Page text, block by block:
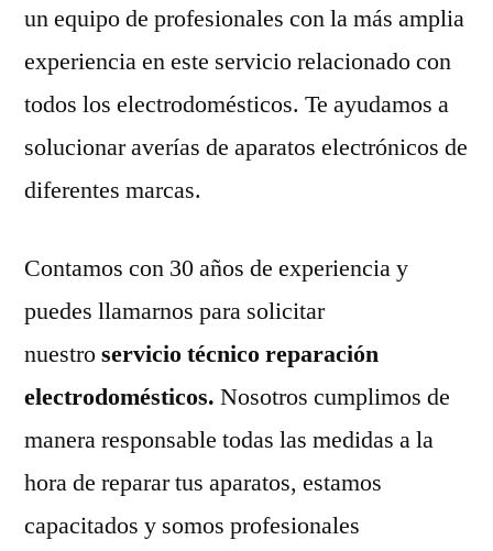
un equipo de profesionales con la más amplia
experiencia en este servicio relacionado con
todos los electrodomésticos. Te ayudamos a
solucionar averías de aparatos electrónicos de
diferentes marcas.
Contamos con 30 años de experiencia y
puedes llamarnos para solicitar
nuestroservicio técnico reparación
electrodomésticos. Nosotros cumplimos de
manera responsable todas las medidas a la
hora de reparar tus aparatos, estamos
capacitados y somos profesionales